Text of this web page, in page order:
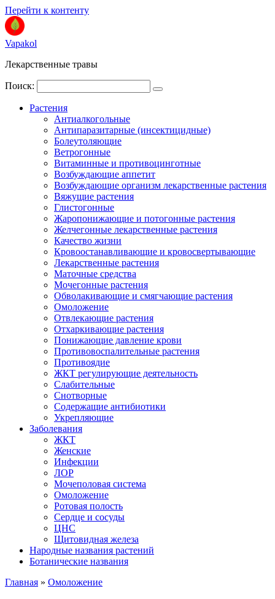
Перейти к контенту
Vapakol
Лекарственные травы
Поиск:
Растения
Антиалкогольные
Антипаразитарные (инсектицидные)
Болеутоляющие
Ветрогонные
Витаминные и противоцинготные
Возбуждающие аппетит
Возбуждающие организм лекарственные растения
Вяжущие растения
Глистогонные
Жаропонижающие и потогонные растения
Желчегонные лекарственные растения
Качество жизни
Кровоостанавливающие и кровосвертывающие
Лекарственные растения
Маточные средства
Мочегонные растения
Обволакивающие и смягчающие растения
Омоложение
Отвлекающие растения
Отхаркивающие растения
Понижающие давление крови
Противовоспалительные растения
Противоядие
ЖКТ регулирующие деятельность
Слабительные
Снотворные
Содержащие антибиотики
Укрепляющие
Заболевания
ЖКТ
Женские
Инфекции
ЛОР
Мочеполовая система
Омоложение
Ротовая полость
Сердце и сосуды
ЦНС
Щитовидная железа
Народные названия растений
Ботанические названия
Главная » Омоложение